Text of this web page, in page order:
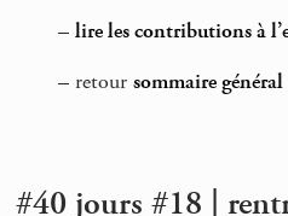
– lire les contributions à
– retour sommaire général
#40 jours #18 |